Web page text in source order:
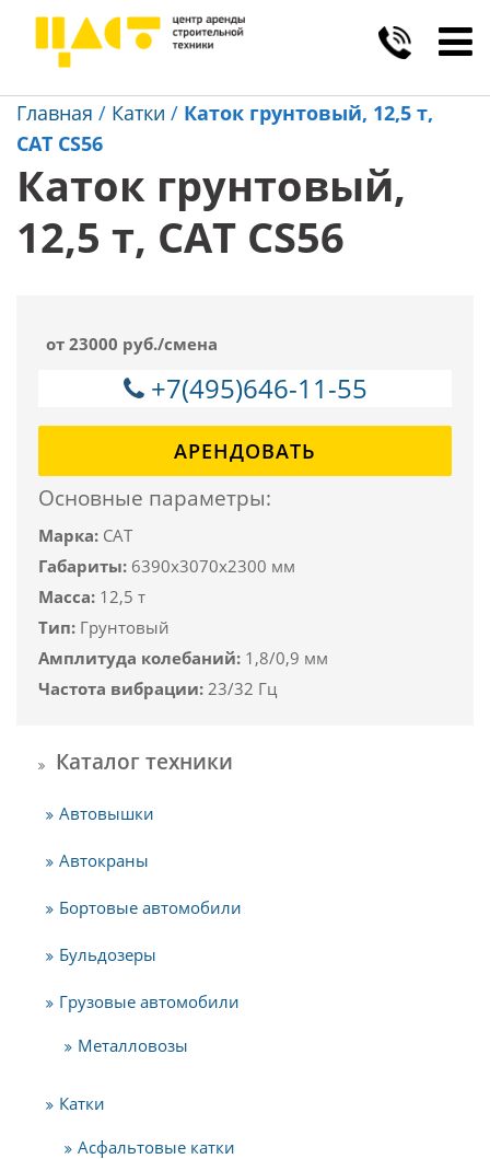
Главная / Катки / Каток грунтовый, 12,5 т,
CAT CS56
Каток грунтовый,
12,5 т, CAT CS56
от 23000 руб./смена
+7(495)646-11-55
АРЕНДОВАТЬ
Основные параметры:
Марка: CAT
Габариты: 6390x3070x2300 мм
Масса: 12,5 т
Тип: Грунтовый
Амплитуда колебаний: 1,8/0,9 мм
Частота вибрации: 23/32 Гц
Каталог техники
Автовышки
Автокраны
Бортовые автомобили
Бульдозеры
Грузовые автомобили
Металловозы
Катки
Асфальтовые катки